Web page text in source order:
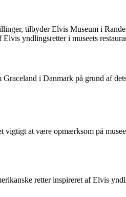
tilbyder Elvis Museum i
yndlingsretter i museets
i Danmark på grund af
at være opmærksom på
retter inspireret af Elvis